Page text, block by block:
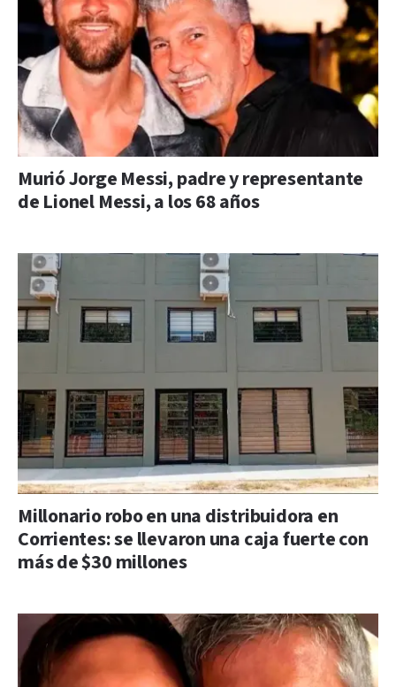
Murió Jorge Messi, padre y representante
de Lionel Messi, a los 68 años
Millonario robo en una distribuidora en
Corrientes: se llevaron una caja fuerte con
más de $30 millones